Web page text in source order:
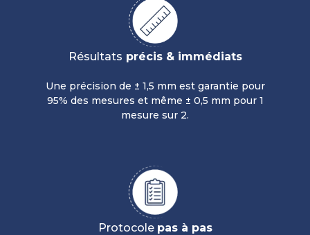
Résultats précis & immédiats
Une précision de ± 1,5 mm est garantie pour
95% des mesures et même ± 0,5 mm pour 1
mesure sur 2.
Protocole pas à pas